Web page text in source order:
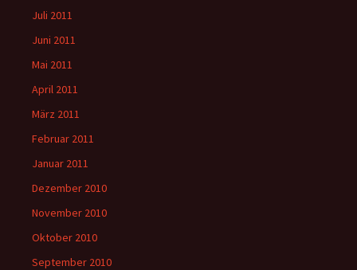
Juli 2011
Juni 2011
Mai 2011
April 2011
März 2011
Februar 2011
Januar 2011
Dezember 2010
November 2010
Oktober 2010
September 2010